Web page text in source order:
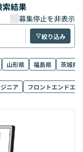
索結果
募集停止を非表示
絞り込み
山形県 福島県
茨城県
ニア フロントエンドエ